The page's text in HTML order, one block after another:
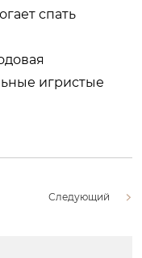
спать
игристые
Следующий